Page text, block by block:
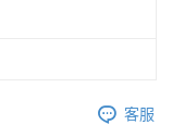
客服